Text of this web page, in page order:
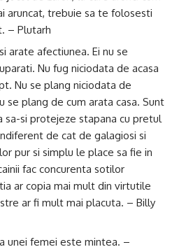
aruncat, trebuie sa te folosesti
– Plutarh
arate afectiunea. Ei nu se
Nu fug niciodata de acasa
Nu se plang niciodata de
se plang de cum arata casa. Sunt
sa-si protejeze stapana cu pretul
de cat de galagiosi si
pur si simplu le place sa fie in
fac concurenta sotilor
ar copia mai mult din virtutile
ar fi mult mai placuta. – Billy
unei femei este mintea. –